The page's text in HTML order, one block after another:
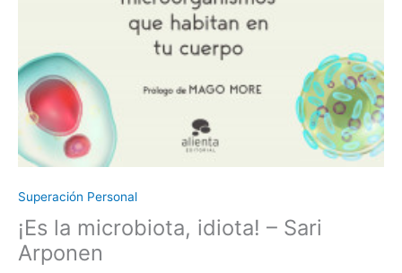
Superación Personal
¡Es la microbiota, idiota! – Sari
Arponen